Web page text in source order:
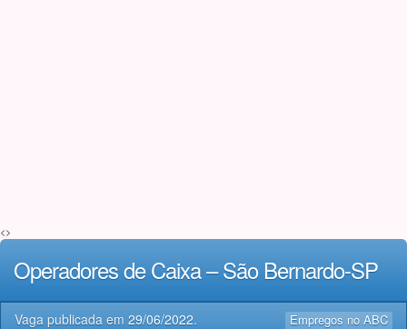
<>
Operadores de Caixa – São Bernardo-SP
Empregos no ABC
Vaga publicada em 29/06/2022.